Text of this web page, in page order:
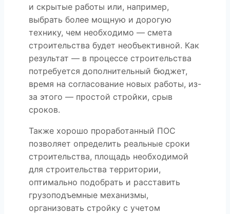
и скрытые работы или, например,
выбрать более мощную и дорогую
технику, чем необходимо — смета
строительства будет необъективной. Как
результат — в процессе строительства
потребуется дополнительный бюджет,
время на согласование новых работы, из-
за этого — простой стройки, срыв
сроков.
Также хорошо проработанный ПОС
позволяет определить реальные сроки
строительства, площадь необходимой
для строительства территории,
оптимально подобрать и расставить
грузоподъемные механизмы,
организовать стройку с учетом